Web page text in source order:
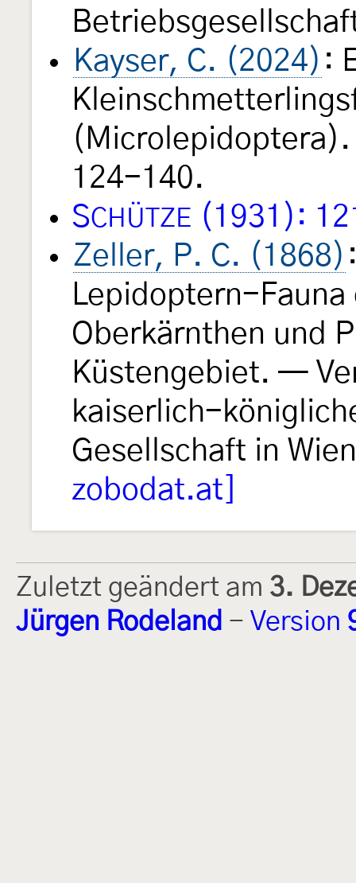
Kayser, C. (2024) :
124-140.
SCHÜTZE (1931):
Zeller, P. C. (1868)
Lepidoptern-Fauna
Oberkärnthen und
Küstengebiet. —
kaiserlich-
Gesellschaft in
zobodat.at]
Zuletzt geändert am 3.
Jürgen Rodeland - Version